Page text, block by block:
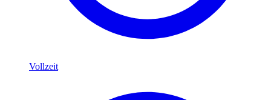
Vollzeit